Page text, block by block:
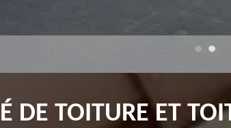
DE TOITURE ET